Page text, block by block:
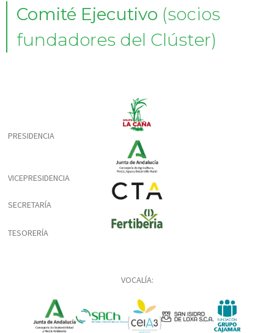
Comité Ejecutivo (socios
fundadores del Clúster)
PRESIDENCIA
VICEPRESIDENCIA
SECRETARÍA
TESORERÍA
VOCALÍA: